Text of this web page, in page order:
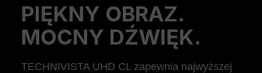
PIĘKNY OBRAZ.
MOCNY DŹWIĘK.
TECHNIVISTA UHD CL zapewnia najwyższej
Previous